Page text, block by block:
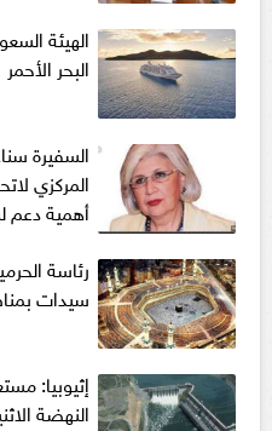
الهيئة
البحر الأحمر
السفيرة
المركزي
أهمية دعم
سيدات
إثيوبيا:
النهضة